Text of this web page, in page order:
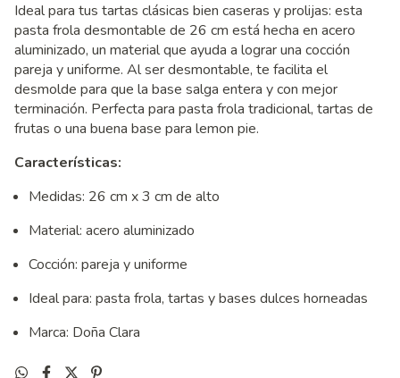
Ideal para tus tartas clásicas bien caseras y prolijas: esta
pasta frola desmontable de 26 cm está hecha en acero
aluminizado, un material que ayuda a lograr una cocción
pareja y uniforme. Al ser desmontable, te facilita el
desmolde para que la base salga entera y con mejor
terminación. Perfecta para pasta frola tradicional, tartas de
frutas o una buena base para lemon pie.
Características:
Medidas: 26 cm x 3 cm de alto
Material: acero aluminizado
Cocción: pareja y uniforme
Ideal para: pasta frola, tartas y bases dulces horneadas
Marca: Doña Clara